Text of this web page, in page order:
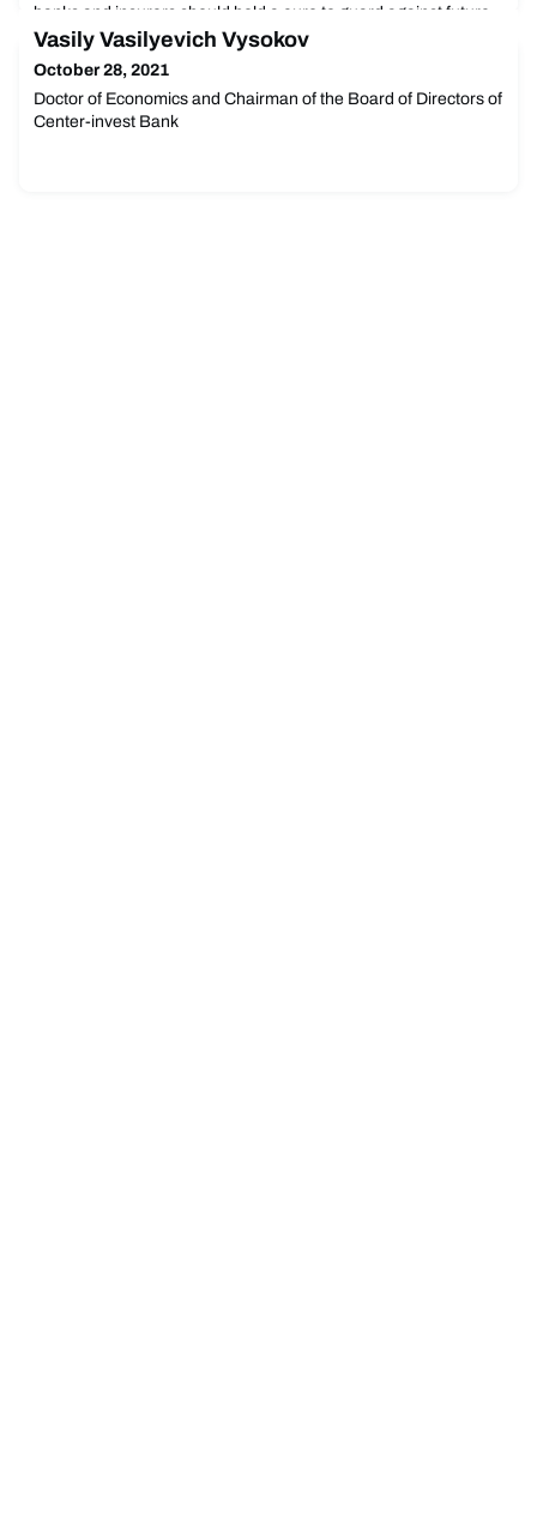
banks and insurers should hold a euro to guard against future
risks.
Vasily Vasilyevich Vysokov
October 28, 2021
Doctor of Economics and Chairman of the Board of Directors of
Center-invest Bank